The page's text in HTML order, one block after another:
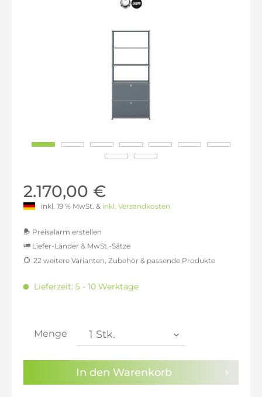
2.170,00 €
inkl. 19 % MwSt. & inkl. Versandkosten
Preisalarm erstellen
Sie haben dieDatenschutzbestimmungenzur
Kenntnis genommen.
Liefer-Länder & MwSt.-Sätze
inkl. 16% MwSt.: 2.115,29 €
inkl. 20% MwSt.: 2.188,24 €
inkl. 21% MwSt.: 2.206,47 €
inkl. 22% MwSt.: 2.224,71 €
22 weitere Varianten, Zubehör & passende Produkte
Lieferzeit: 5 - 10 Werktage
Menge
In den Warenkorb